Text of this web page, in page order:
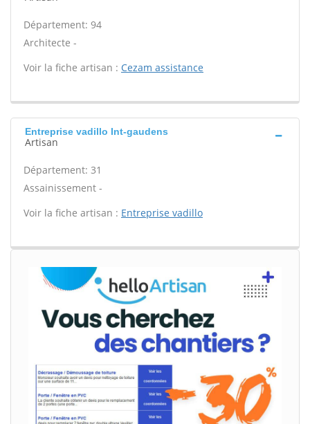
Département: 94
Architecte -
Voir la fiche artisan : Cezam assistance
Entreprise vadillo Int-gaudens
Artisan
Département: 31
Assainissement -
Voir la fiche artisan : Entreprise vadillo